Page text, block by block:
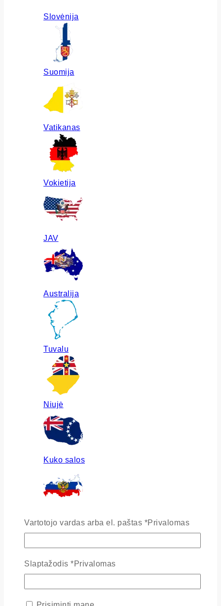
Slovėnija
Suomija
Vatikanas
Vokietija
JAV
Australija
Tuvalu
Niujė
Kuko salos
Vartotojo vardas arba el. paštas *Privalomas
Slaptažodis *Privalomas